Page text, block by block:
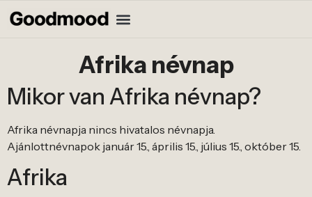
Afrika névnap
Mikor van Afrika névnap?
Afrika névnapja nincs hivatalos névnapja.
Ajánlottnévnapok január 15., április 15., július 15., október 15.
Afrika